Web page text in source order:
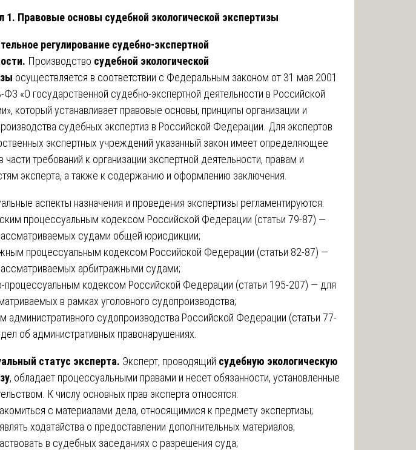
1. Правовые основы судебной экологической экспертизы
регулирование судебно-экспертной
Производство судебной экологической
осуществляется в соответствии с Федеральным законом от 31 мая 2001
«О государственной судебно-экспертной деятельности в Российской
который устанавливает правовые основы, принципы организации и
судебных экспертиз в Российской Федерации. Для экспертов
экспертных учреждений указанный закон имеет определяющее
части требований к организации экспертной деятельности, правам и
эксперта, а также к содержанию и оформлению заключения.
аспекты назначения и проведения экспертизы регламентируются:
процессуальным кодексом Российской Федерации (статьи 79-87) —
судами общей юрисдикции;
процессуальным кодексом Российской Федерации (статьи 82-87) —
арбитражными судами;
процессуальным кодексом Российской Федерации (статьи 195-207) — для
в рамках уголовного судопроизводства;
административного судопроизводства Российской Федерации (статьи 77-
об административных правонарушениях.
статус эксперта. Эксперт, проводящий судебную экологическую
, обладает процессуальными правами и несет обязанности, установленные
К числу основных прав эксперта относятся:
с материалами дела, относящимися к предмету экспертизы;
ходатайства о предоставлении дополнительных материалов;
в судебных заседаниях с разрешения суда;